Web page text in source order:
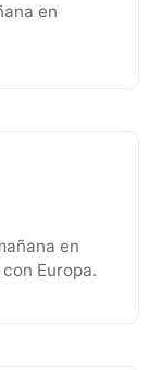
en
en
Europa.